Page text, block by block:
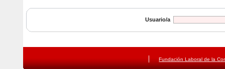
Usuario/a
Fundación Laboral de la